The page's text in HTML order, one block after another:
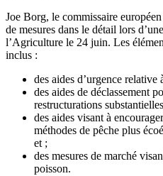
Joe Borg, le commissaire
de mesures dans le détail lors
l’Agriculture le 24 juin. Les
inclus :
des aides d’urgence relative
des aides de déclassement
restructurations
des aides visant à
méthodes de pêche plus
et ;
des mesures de marché
poisson.